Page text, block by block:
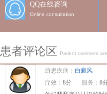
QQ在线咨询
Online consultation
患者评论区 Patient comment
所患疾病： 白癜风
疗效： 8分 服务： 8